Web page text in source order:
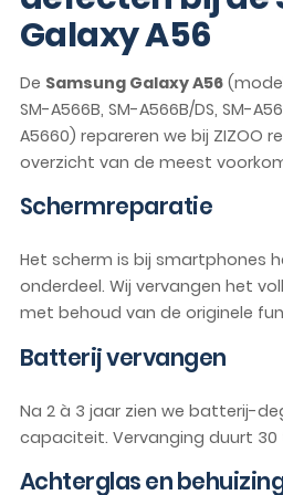
Galaxy A56
De Samsung Galaxy A56
SM-A566B, SM-A566B/DS, SM-
A5660) repareren we bij ZIZOO
overzicht van de meest
Schermreparatie
Het scherm is bij smartphones
onderdeel. Wij vervangen het
met behoud van de originele
Batterij vervangen
Na 2 à 3 jaar zien we batterij-
capaciteit. Vervanging duurt
Achterglas en